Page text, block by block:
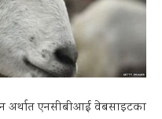
अर्थात एनसीबीआई वेबसाइटका